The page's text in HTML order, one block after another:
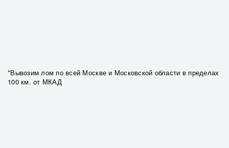
*Вывозим лом по всей Москве и Московской области в пределах
100 км. от МКАД